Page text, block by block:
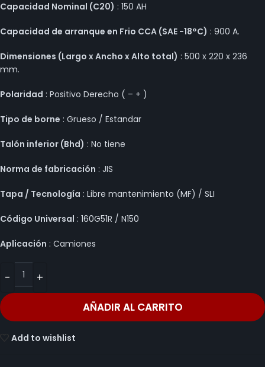
Capacidad Nominal (C20) : 150 AH
Capacidad de arranque en Frio CCA (SAE -18°C) : 900 A.
Dimensiones (Largo x Ancho x Alto total) : 500 x 220 x 236
mm.
Polaridad : Positivo Derecho ( – + )
Tipo de borne : Grueso / Estandar
Talón inferior (Bhd) : No tiene
Norma de fabricación : JIS
Tapa / Tecnología : Libre mantenimiento (MF) / SLI
Código Universal : 160G51R / N150
Aplicación : Camiones
AÑADIR AL CARRITO
Add to wishlist